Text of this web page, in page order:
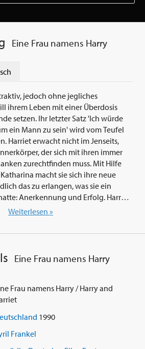
Eine Frau namens Harry
jedoch ohne jegliches
ihrem Leben mit einer Überdosis
setzen. Ihr letzter Satz 'Ich würde
ein Mann zu sein' wird vom Teufel
Harriet erwacht nicht im Jenseits,
der sich mit ihren immer
zurechtfinden muss. Mit Hilfe
macht sie sich ihre neue
das zu erlangen, was sie ein
Anerkennung und Erfolg. Harry
) alias Harriet wird ein Senkrechtstarter,
zu sein, der Wunsch, die alte
sehen zu können, wird immer
Weiterlesen »
Eine Frau namens Harry
Frau namens Harry / Harry and
1990
Frankel